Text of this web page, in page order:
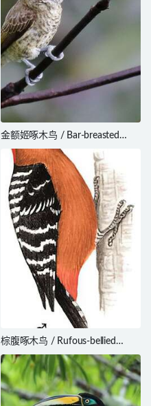
金额姬啄木鸟 / Bar-breasted
Piculet / Picumnus aurifrons
棕腹啄木鸟 / Rufous-bellied
Woodpecker / Dendrocopos
hyperythrus